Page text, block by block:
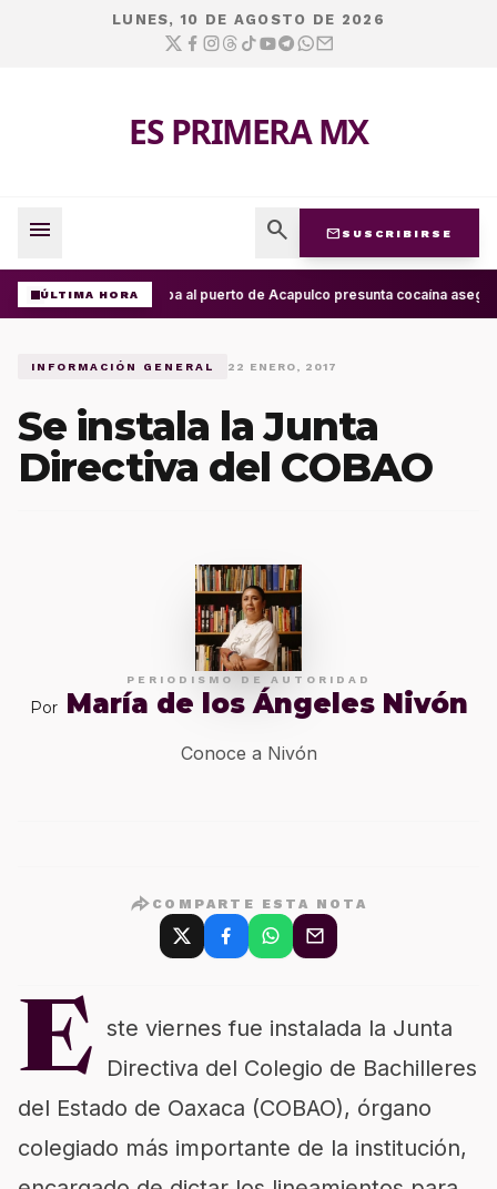
LUNES, 10 DE AGOSTO DE 2026
ES PRIMERA MX
menu search mail SUSCRIBIRSE
ÚLTIMA HORA Arriba al puerto de Acapulco presunta cocaína
INFORMACIÓN GENERAL 22 ENERO, 2017
Se instala la Junta
Directiva del COBAO
PERIODISMO DE AUTORIDAD
Por María de los Ángeles Nivón
Conoce a Nivón
COMPARTE ESTA NOTA
E ste viernes fue instalada la Junta
Directiva del Colegio de Bachilleres
del Estado de Oaxaca (COBAO), órgano
colegiado más importante de la institución,